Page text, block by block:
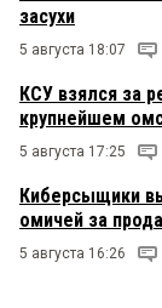
засухи
5 августа 18:07
КСУ взялся за
крупнейшем
5 августа 17:25
Киберсыщики
омичей за
5 августа 16:26